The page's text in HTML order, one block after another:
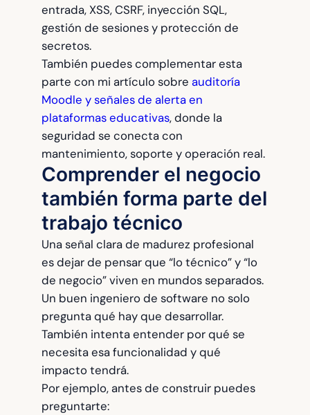
entrada, XSS, CSRF, inyección SQL,
gestión de sesiones y protección de
secretos.
También puedes complementar esta
parte con mi artículo sobre auditoría
Moodle y señales de alerta en
plataformas educativas, donde la
seguridad se conecta con
mantenimiento, soporte y operación real.
Comprender el negocio
también forma parte del
trabajo técnico
Una señal clara de madurez profesional
es dejar de pensar que “lo técnico” y “lo
de negocio” viven en mundos separados.
Un buen ingeniero de software no solo
pregunta qué hay que desarrollar.
También intenta entender por qué se
necesita esa funcionalidad y qué
impacto tendrá.
Por ejemplo, antes de construir puedes
preguntarte: